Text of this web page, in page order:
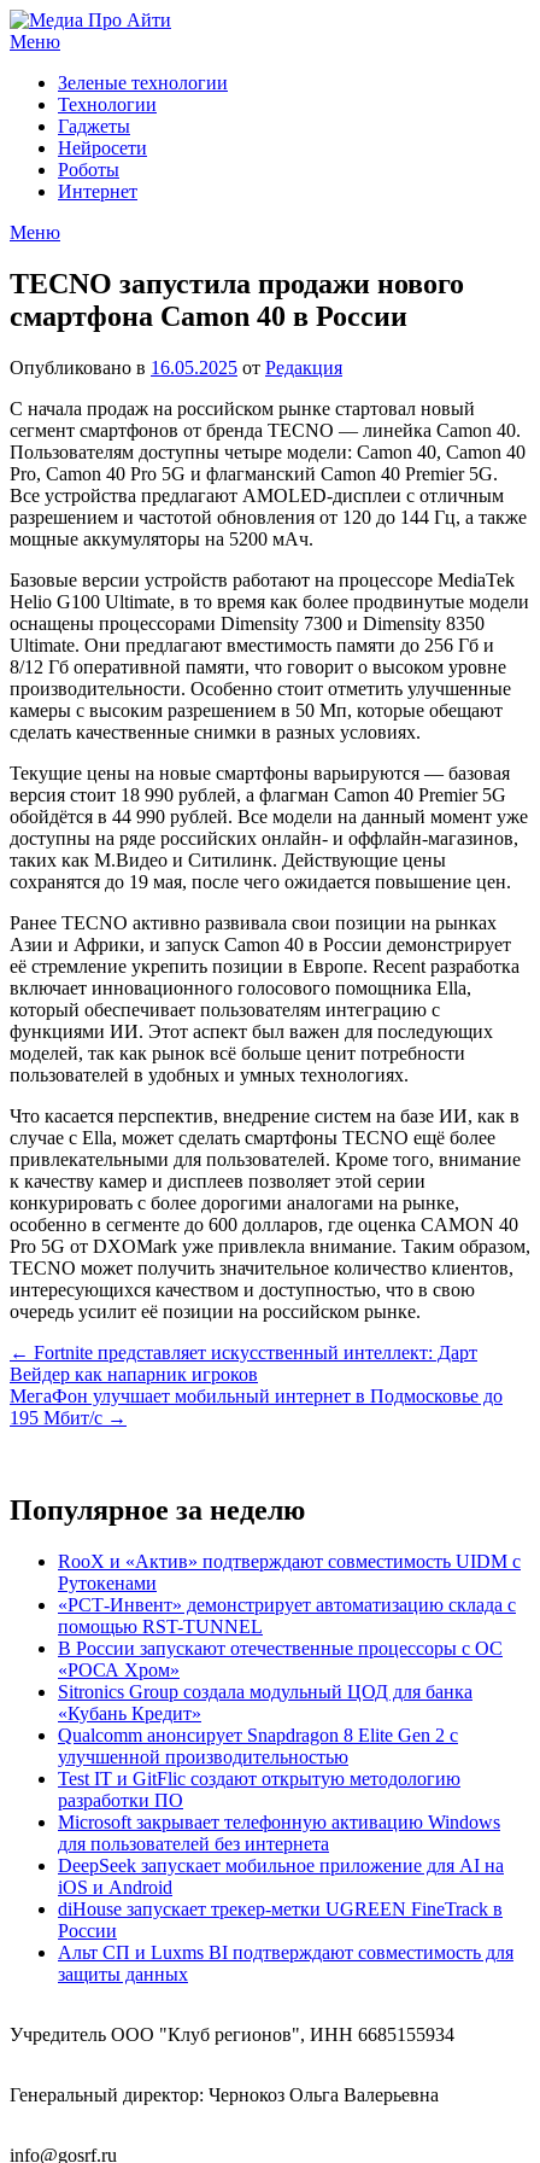
Перейти
к
Меню
Зеленые технологии
Технологии
Гаджеты
Нейросети
Роботы
Интернет
Меню
TECNO запустила продажи нового
смартфона Camon 40 в России
Опубликовано в 16.05.2025 от Редакция
С начала продаж на российском рынке стартовал новый
сегмент смартфонов от бренда TECNO — линейка Camon 40.
Пользователям доступны четыре модели: Camon 40, Camon 40
Pro, Camon 40 Pro 5G и флагманский Camon 40 Premier 5G.
Все устройства предлагают AMOLED-дисплеи с отличным
разрешением и частотой обновления от 120 до 144 Гц, а также
мощные аккумуляторы на 5200 мАч.
Базовые версии устройств работают на процессоре MediaTek
Helio G100 Ultimate, в то время как более продвинутые модели
оснащены процессорами Dimensity 7300 и Dimensity 8350
Ultimate. Они предлагают вместимость памяти до 256 Гб и
8/12 Гб оперативной памяти, что говорит о высоком уровне
производительности. Особенно стоит отметить улучшенные
камеры с высоким разрешением в 50 Мп, которые обещают
сделать качественные снимки в разных условиях.
Текущие цены на новые смартфоны варьируются — базовая
версия стоит 18 990 рублей, а флагман Camon 40 Premier 5G
обойдётся в 44 990 рублей. Все модели на данный момент уже
доступны на ряде российских онлайн- и оффлайн-магазинов,
таких как М.Видео и Ситилинк. Действующие цены
сохранятся до 19 мая, после чего ожидается повышение цен.
Ранее TECNO активно развивала свои позиции на рынках
Азии и Африки, и запуск Camon 40 в России демонстрирует
её стремление укрепить позиции в Европе. Recent разработка
включает инновационного голосового помощника Ella,
который обеспечивает пользователям интеграцию с
функциями ИИ. Этот аспект был важен для последующих
моделей, так как рынок всё больше ценит потребности
пользователей в удобных и умных технологиях.
Что касается перспектив, внедрение систем на базе ИИ, как в
случае с Ella, может сделать смартфоны TECNO ещё более
привлекательными для пользователей. Кроме того, внимание
к качеству камер и дисплеев позволяет этой серии
конкурировать с более дорогими аналогами на рынке,
особенно в сегменте до 600 долларов, где оценка CAMON 40
Pro 5G от DXOMark уже привлекла внимание. Таким образом,
TECNO может получить значительное количество клиентов,
интересующихся качеством и доступностью, что в свою
очередь усилит её позиции на российском рынке.
Навигация
по
записям
← Fortnite представляет искусственный интеллект: Дарт
Вейдер как напарник игроков
МегаФон улучшает мобильный интернет в Подмосковье до
195 Мбит/с →
Популярное за неделю
RooX и «Актив» подтверждают совместимость UIDM с
Рутокенами
«РСТ-Инвент» демонстрирует автоматизацию склада с
помощью RST-TUNNEL
В России запускают отечественные процессоры с ОС
«РОСА Хром»
Sitronics Group создала модульный ЦОД для банка
«Кубань Кредит»
Qualcomm анонсирует Snapdragon 8 Elite Gen 2 с
улучшенной производительностью
Test IT и GitFlic создают открытую методологию
разработки ПО
Microsoft закрывает телефонную активацию Windows
для пользователей без интернета
DeepSeek запускает мобильное приложение для AI на
iOS и Android
diHouse запускает трекер-метки UGREEN FineTrack в
России
Альт СП и Luxms BI подтверждают совместимость для
защиты данных
Учредитель ООО "Клуб регионов", ИНН 6685155934
Генеральный директор: Чернокоз Ольга Валерьевна
info@gosrf.ru